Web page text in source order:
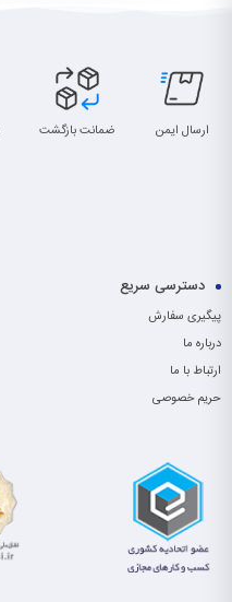
ارسال ایمن ضمانت بازگشت
دسترسی سریع
پیگیری سفارش
درباره ما
ارتباط با ما
حریم خصوصی